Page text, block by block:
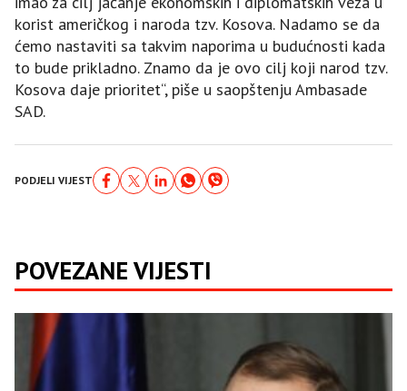
korist američkog i naroda tzv. Kosova. Nadamo se da
ćemo nastaviti sa takvim naporima u budućnosti kada
to bude prikladno. Znamo da je ovo cilj koji narod tzv.
Kosova daje prioritet“, piše u saopštenju Ambasade
SAD.
PODJELI VIJEST
POVEZANE VIJESTI